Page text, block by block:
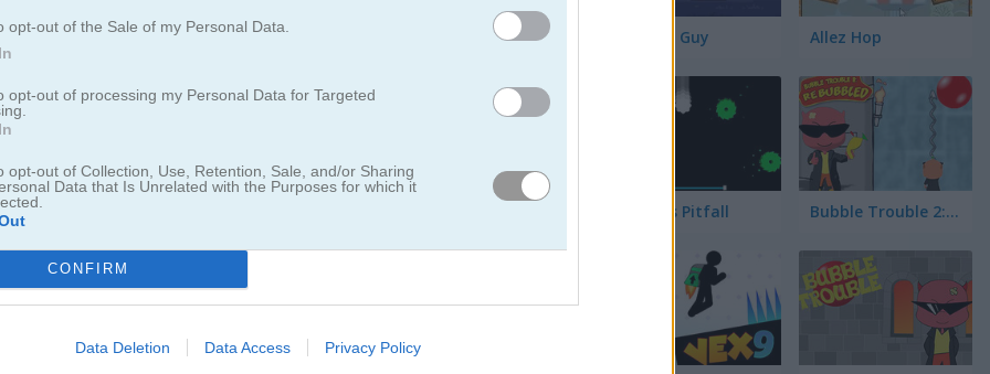
opt-out of the Sale of my Personal Data.
opt-out of processing my Personal Data for Targeted
opt-out of Collection, Use, Retention, Sale, and/or Sharing
Data that Is Unrelated with the Purposes for which it
CONFIRM
Data Deletion Data Access Privacy Policy
Timber Guy Allez Hop
Pong vs Pitfall Bubble Trouble 2: Rebubbled